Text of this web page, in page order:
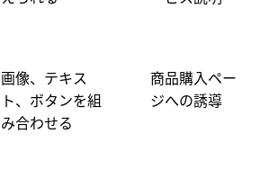
画像、テキス
ト、ボタンを組
み合わせる
商品購入ペー
ジへの誘導